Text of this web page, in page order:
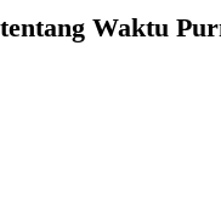
Waktu